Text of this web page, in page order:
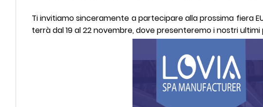
Ti invitiamo sinceramente a partecipare alla prossima fiera
terrà dal 19 al 22 novembre, dove presenteremo i nostri